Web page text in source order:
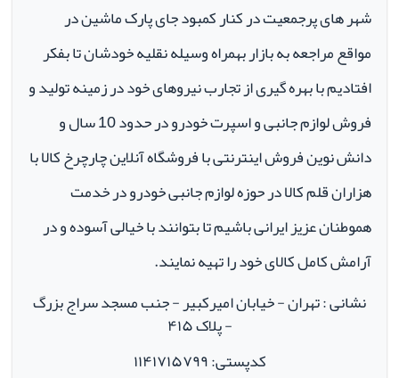
شهر های پرجمعیت در کنار کمبود جای پارک ماشین در
مواقع مراجعه به بازار بهمراه وسیله نقلیه خودشان تا بفکر
افتادیم با بهره گیری از تجارب نیروهای خود در زمینه تولید و
فروش لوازم جانبی و اسپرت خودرو در حدود 10 سال و
دانش نوین فروش اینترنتی با فروشگاه آنلاین چارچرخ کالا با
هزاران قلم کالا در حوزه لوازم جانبی خودرو در خدمت
هموطنان عزیز ایرانی باشیم تا بتوانند با خیالی آسوده و در
آرامش کامل کالای خود را تهیه نمایند.
نشانی : تهران - خیابان امیرکبیر - جنب مسجد سراج بزرگ
- پلاک ۴۱۵
کدپستی: ۱۱۴۱۷۱۵۷۹۹